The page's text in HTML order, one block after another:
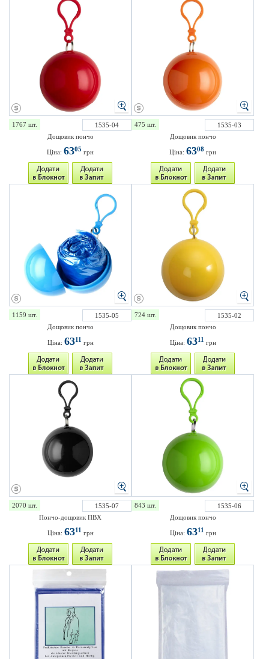
1767 шт.
1535-04
Дощовик пончо
Ціна: 6305 грн
475 шт.
1535-03
Дощовик пончо
Ціна: 6308 грн
1159 шт.
1535-05
Дощовик пончо
Ціна: 6311 грн
724 шт.
1535-02
Дощовик пончо
Ціна: 6311 грн
2070 шт.
1535-07
Пончо-дощовик ПВХ
Ціна: 6311 грн
843 шт.
1535-06
Дощовик пончо
Ціна: 6311 грн